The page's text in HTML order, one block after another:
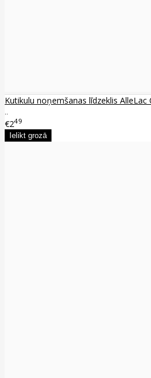
Kutikulu noņemšanas līdzeklis AlleLac
..
€249